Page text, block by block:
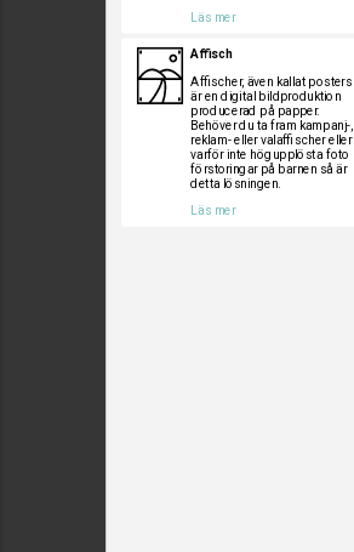
Läs mer
Affisch
Affischer, även kallat posters
är en digital bildproduktion
producerad på papper.
Behöver du ta fram kampanj-,
reklam- eller valaffischer eller
varför inte högupplösta foto
förstoringar på barnen så är
detta lösningen.
Läs mer